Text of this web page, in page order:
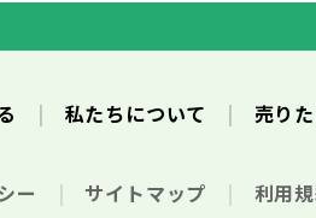
私たちについて 売り
ー
サイトマップ 利用